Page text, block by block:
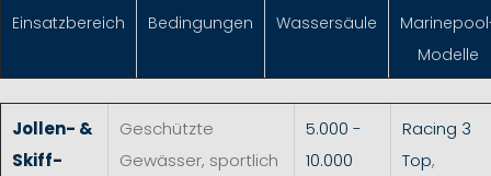
Einsatzbereich Bedingungen Wassersäule
Modelle
Jollen- &
Skiff-
Geschützte
Gewässer, sportlich
5.000 -
10.000
Racing 3
Top,